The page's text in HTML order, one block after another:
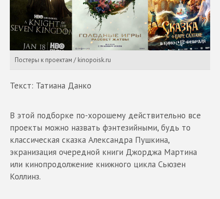
Постеры к проектам / kinopoisk.ru
Текст: Татиана Данко
В этой подборке по-хорошему действительно все
проекты можно назвать фэнтезийными, будь то
классическая сказка Александра Пушкина,
экранизация очередной книги Джорджа Мартина
или кинопродолжение книжного цикла Сьюзен
Коллинз.